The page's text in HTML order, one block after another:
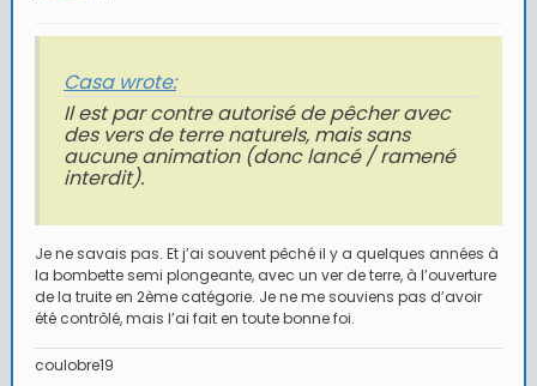
Casa wrote:
Il est par contre autorisé de pêcher avec
des vers de terre naturels, mais sans
aucune animation (donc lancé / ramené
interdit).
Je ne savais pas. Et j’ai souvent pêché il y a quelques années à
la bombette semi plongeante, avec un ver de terre, à l’ouverture
de la truite en 2ème catégorie. Je ne me souviens pas d’avoir
été contrôlé, mais l’ai fait en toute bonne foi.
coulobre19